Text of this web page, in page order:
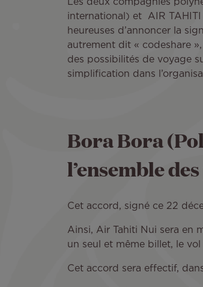
Les deux compagnies
international) et AIR
heureuses d’annoncer la
autrement dit « codeshare
des possibilités de voyage
simplification dans
Bora Bora
l’ensemble
Cet accord, signé ce 22
Ainsi, Air Tahiti Nui sera en
un seul et même billet, le
Cet accord sera effectif,